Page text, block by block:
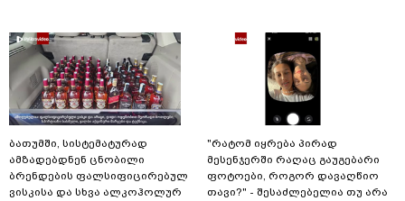
ბათუმში, სისტემატურად
ამზადებდნენ ცნობილი
ბრენდების ფალსიფიცირებულ
ვისკისა და სხვა ალკოჰოლურ
"რატომ იყრება პირად
მესენჯერში რაღაც გაუგებარი
ფოტოები, როგორ დავაღწიო
თავი?" - შესაძლებელია თუ არა